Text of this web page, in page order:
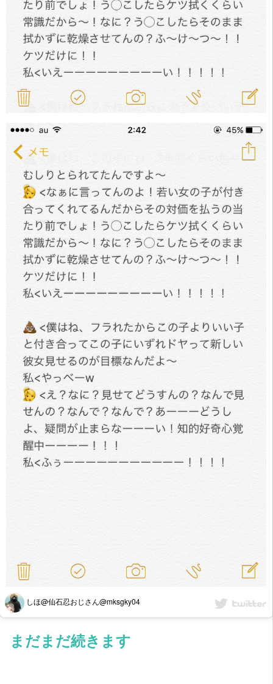
しほ@仙石忍おじさん@mksgky04
まだまだ続きます